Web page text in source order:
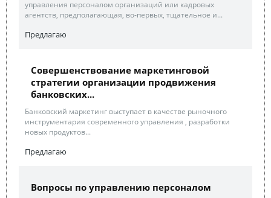
управления персоналом организаций или кадровых
агентств, предполагающая, во-первых, тщательное и...
Предлагаю
Совершенствование маркетинговой
стратегии организации продвижения
банковских...
Банковский маркетинг выступает в качестве рыночного
инструментария современного управления , разработки
новых продуктов...
Предлагаю
Вопросы по управлению персоналом